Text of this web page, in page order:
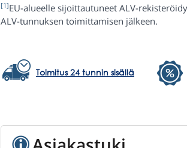
[1]EU-alueelle sijoittautuneet ALV-
ALV-tunnuksen toimittamisen jälkeen.
Toimitus 24 tunnin sisällä